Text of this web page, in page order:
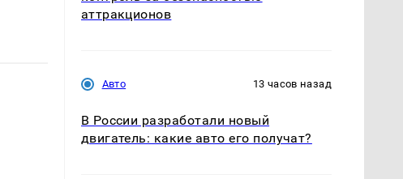
аттракционов
Авто 13 часов назад
В России разработали новый
двигатель: какие авто его получат?